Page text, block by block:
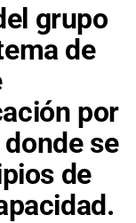
grupo
de
por
se
de